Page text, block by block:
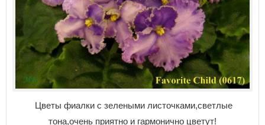
Цветы фиалки с зелеными листочками,светлые
тона,очень приятно и гармонично цветут!